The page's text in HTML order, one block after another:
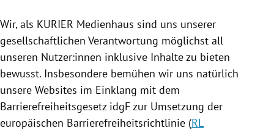
Untermenü
Untermenü
Untermenü
Untermenü
Wir, als KURIER Medienhaus sind uns unserer
gesellschaftlichen Verantwortung möglichst all
unseren Nutzer:innen inklusive Inhalte zu bieten
bewusst. Insbesondere bemühen wir uns natürlich
unsere Websites im Einklang mit dem
Barrierefreiheitsgesetz idgF zur Umsetzung der
europäischen Barrierefreiheitsrichtlinie (RL